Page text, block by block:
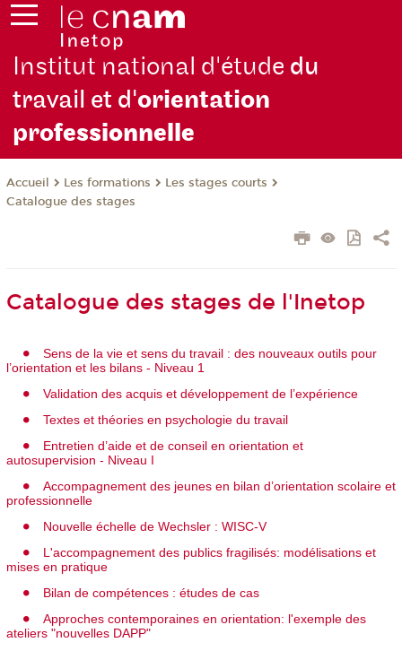
Institut national d'étude du
travail et d'orientation
professionnelle
Accueil Les formations
Les stages courts
Catalogue des stages
Catalogue des stages de l'Inetop
Sens de la vie et sens du travail : des nouveaux outils pour
l’orientation et les bilans - Niveau 1
Validation des acquis et développement de l’expérience
Textes et théories en psychologie du travail
Entretien d’aide et de conseil en orientation et
autosupervision - Niveau I
Accompagnement des jeunes en bilan d’orientation scolaire et
professionnelle
Nouvelle échelle de Wechsler : WISC-V
L'accompagnement des publics fragilisés: modélisations et
mises en pratique
Bilan de compétences : études de cas
Approches contemporaines en orientation: l'exemple des
ateliers "nouvelles DAPP"